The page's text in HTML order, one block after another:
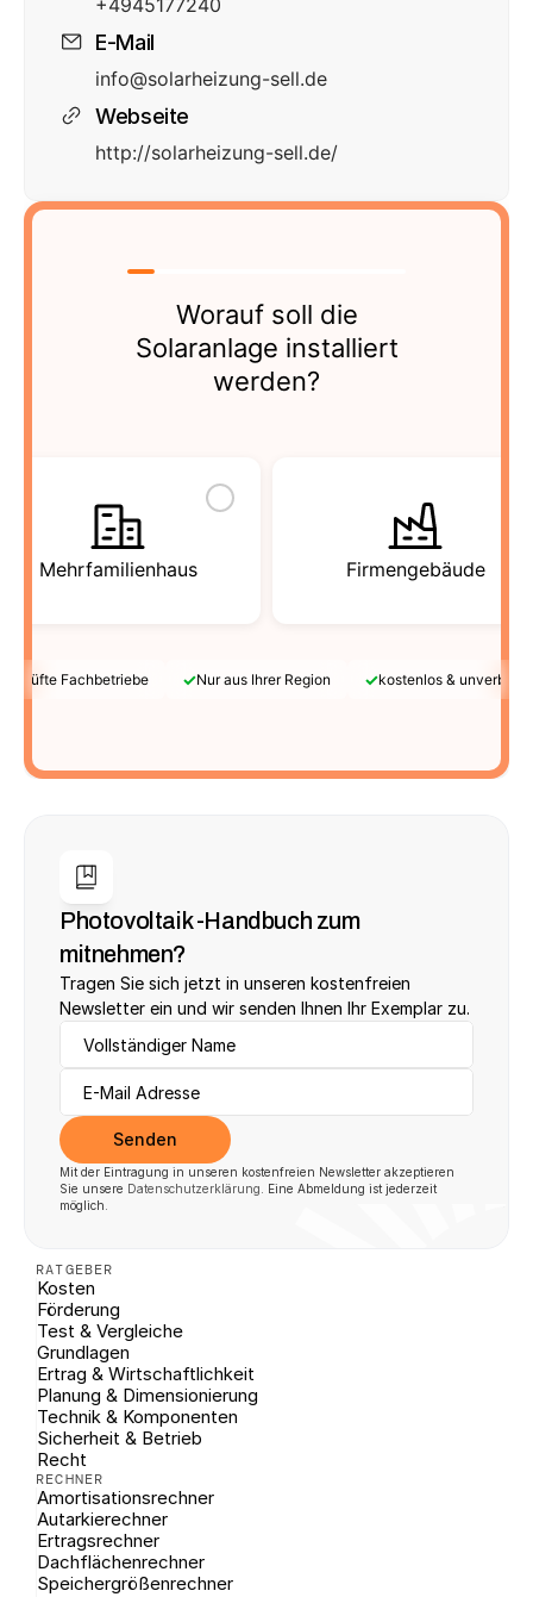
+4945177240
E-Mail
info@solarheizung-sell.de
Webseite
http://solarheizung-sell.de/
Worauf soll die
Solaranlage installiert
werden?
Mehrfamilienhaus Firmengebäude
Fachbetriebe ✓Nur aus Ihrer Region ✓kostenlos &
Photovoltaik -Handbuch zum
mitnehmen?
Tragen Sie sich jetzt in unseren kostenfreien
Newsletter ein und wir senden Ihnen Ihr Exemplar zu.
Senden
Mit der Eintragung in unseren kostenfreien Newsletter akzeptieren
Sie unsere Datenschutzerklärung . Eine Abmeldung ist jederzeit
möglich.
RATGEBER
Kosten
Förderung
Test & Vergleiche
Grundlagen
Ertrag & Wirtschaftlichkeit
Planung & Dimensionierung
Technik & Komponenten
Sicherheit & Betrieb
Recht
RECHNER
Amortisationsrechner
Autarkierechner
Ertragsrechner
Dachflächenrechner
Speichergrößenrechner